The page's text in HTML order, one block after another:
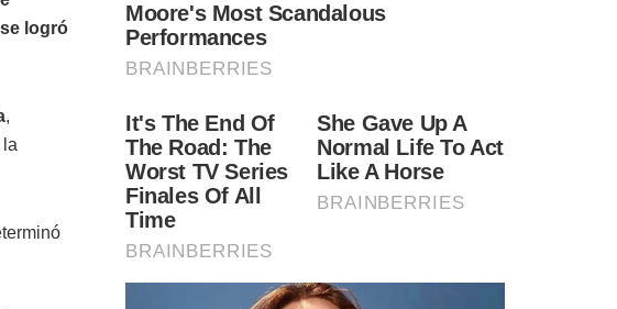
logró
,